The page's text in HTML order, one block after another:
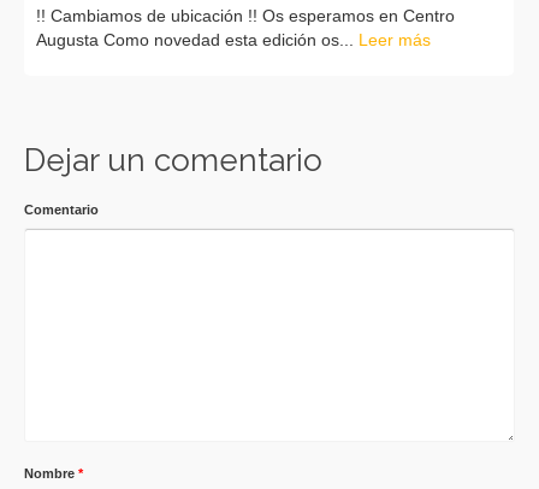
!! Cambiamos de ubicación !! Os esperamos en Centro
Augusta Como novedad esta edición os... Leer más
Dejar un comentario
Comentario
Nombre *